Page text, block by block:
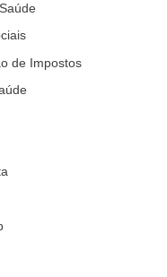
de Impostos